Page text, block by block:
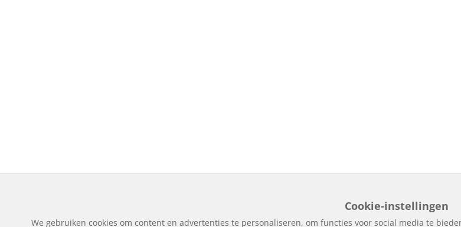
Cookie-instellingen
We gebruiken cookies om content en advertenties te personaliseren, om functies voor social media te